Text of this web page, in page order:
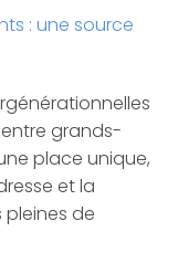
: une source
entre grands-
place unique,
et la
pleines de